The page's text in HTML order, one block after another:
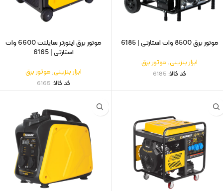
موتور برق 8500 وات استارتی | 6185
ابزار بنزینی,موتور برق
کد کالا: 6185
موتور برق اینورتر سایلنت 6600 وات
استارتی | 6165
ابزار بنزینی,موتور برق
کد کالا: 6165